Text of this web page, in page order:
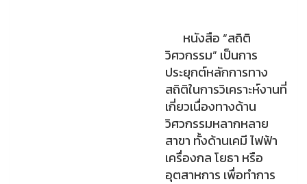
หนังสือ “สถิติ
วิศวกรรม” เป็นการ
ประยุกต์หลักการทาง
สถิติในการวิเคราะห์งานที่
เกี่ยวเนื่องทางด้าน
วิศวกรรมหลากหลาย
สาขา ทั้งด้านเคมี ไฟฟ้า
เครื่องกล โยธา หรือ
อุตสาหการ เพื่อทำการ